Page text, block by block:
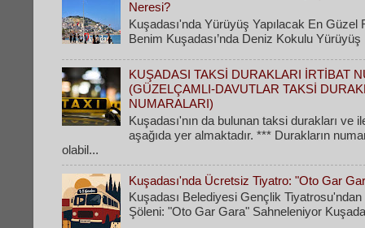
Neresi?
Kuşadası'nda Yürüyüş Yapılacak En Güzel
Benim Kuşadası’nda Deniz Kokulu Yürüyüş
KUŞADASI TAKSİ DURAKLARI İRTİBAT
(GÜZELÇAMLI-DAVUTLAR TAKSİ
NUMARALARI)
Kuşadası'nın da bulunan taksi durakları ve
aşağıda yer almaktadır. *** Durakların
olabil...
Kuşadası'nda Ücretsiz Tiyatro: "Oto Gar
Kuşadası Belediyesi Gençlik
Şöleni: "Oto Gar Gara" Sahneleniyor